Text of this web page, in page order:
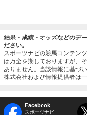
結果・成績・オッズなどのデ
ださい。
スポーツナビの競馬コンテン
は万全を期しておりますが、
ありません。当該情報に基づ
株式会社および情報提供者は
Facebook
スポーツナビ